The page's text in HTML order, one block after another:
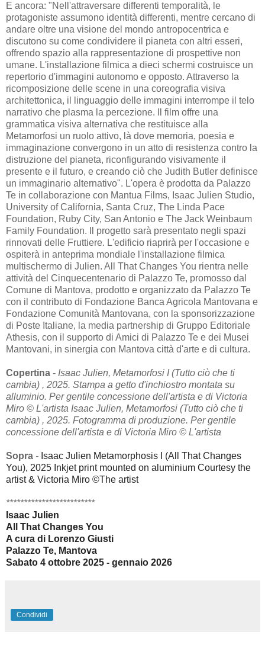
E ancora: "Nell'attraversare differenti temporalità, le
protagoniste assumono identità differenti, mentre cercano di
andare oltre una visione del mondo antropocentrica e
discutono su come condividere il pianeta con altri esseri,
offrendo spazio alla rappresentazione di prospettive non
umane. L'installazione filmica a dieci schermi costruisce un
repertorio d'immagini autonomo e opposto. Attraverso la
ricomposizione delle scene in una coreografia visiva
architettonica, il linguaggio delle immagini interrompe il telo
narrativo che plasma la percezione. Il film offre una
grammatica visiva alternativa che restituisce alla
Metamorfosi un ruolo attivo, là dove memoria, poesia e
immaginazione convergono in un atto di resistenza contro la
distruzione del pianeta, riconfigurando visivamente il
presente e il futuro, e creando ciò che Judith Butler definisce
un immaginario alternativo". L'opera è prodotta da Palazzo
Te in collaborazione con Mantua Films, Isaac Julien Studio,
University of California, Santa Cruz, The Linda Pace
Foundation, Ruby City, San Antonio e The Jack Weinbaum
Family Foundation. Il progetto sarà presentato negli spazi
rinnovati delle Fruttiere. L'edificio riaprirà per l'occasione e
ospiterà in anteprima mondiale l'installazione filmica
multischermo di Julien. All That Changes You rientra nelle
attività del Cinquecentenario di Palazzo Te, promosso dal
Comune di Mantova, prodotto e organizzato da Palazzo Te
con il contributo di Fondazione Banca Agricola Mantovana e
Fondazione Comunità Mantovana, con la sponsorizzazione
di Poste Italiane, la media partnership di Gruppo Editoriale
Athesis, con il supporto di Amici di Palazzo Te e dei Musei
Mantovani, in sinergia con Mantova città d'arte e di cultura.
Copertina - Isaac Julien, Metamorfosi I (Tutto ciò che ti
cambia) , 2025. Stampa a getto d'inchiostro montata su
alluminio. Per gentile concessione dell'artista e di Victoria
Miro © L'artista Isaac Julien, Metamorfosi (Tutto ciò che ti
cambia) , 2025. Fotogramma di produzione. Per gentile
concessione dell'artista e di Victoria Miro © L'artista
Sopra - Isaac Julien Metamorphosis I (All That Changes
You), 2025 Inkjet print mounted on aluminium Courtesy the
artist & Victoria Miro ©The artist
*************************
Isaac Julien
All That Changes You
A cura di Lorenzo Giusti
Palazzo Te, Mantova
Sabato 4 ottobre 2025 - gennaio 2026
Condividi